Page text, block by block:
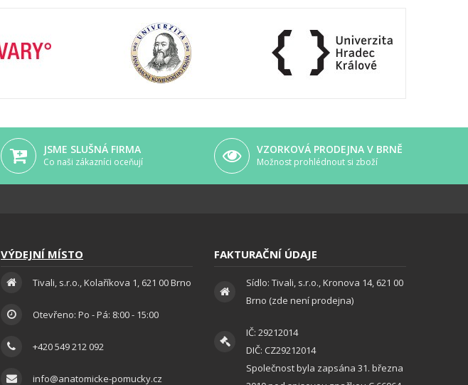
JSME SLUŠNÁ FIRMA
Co naši zákazníci oceňují
VZORKOVÁ PRODEJNA V BRNĚ
Možnost prohlédnout si zboží
VÝDEJNÍ MÍSTO
Tivali, s.r.o., Kolaříkova 1, 621 00 Brno
Otevřeno: Po - Pá: 8:00 - 15:00
+420 549 212 092
info@anatomicke-pomucky.cz
FAKTURAČNÍ ÚDAJE
Sídlo: Tivali, s.r.o., Kronova 14, 621 00
Brno (zde není prodejna)
IČ: 29212014
DIČ: CZ29212014
Společnost byla zapsána 31. března